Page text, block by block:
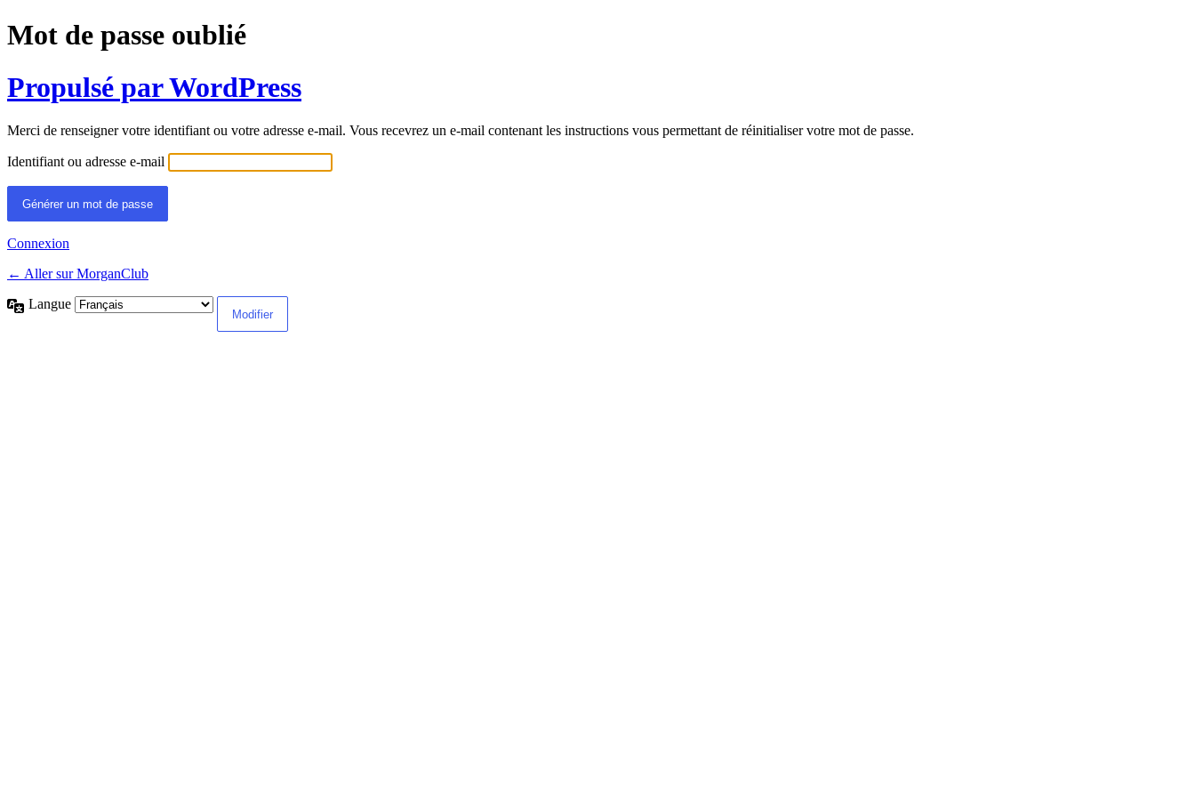
Mot de passe oublié
Propulsé par WordPress
Merci de renseigner votre identifiant ou votre adresse e-mail. Vous recevrez un e-mail contenant les instructions vous permettant de réinitialiser votre mot de passe.
Identifiant ou adresse e-mail
Connexion
← Aller sur MorganClub
Langue